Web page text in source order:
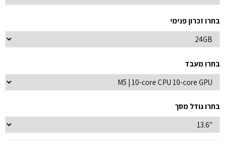
בחרו זכרון פנימי
בחרו מעבד
בחרו גודל מסך